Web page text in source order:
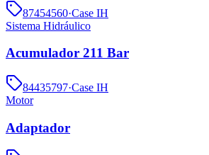
87454560·Case IH
Sistema Hidráulico
Acumulador 211 Bar
84435797·Case IH
Motor
Adaptador